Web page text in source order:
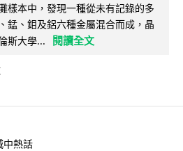
樣本中，發現一種從未有記錄的多
錳、鉬及鋁六種金屬混合而成，晶
斯大學...
閱讀全文
中熱話